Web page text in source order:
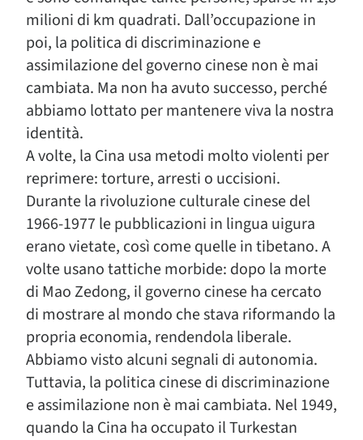
milioni di km quadrati. Dall’occupazione in
poi, la politica di discriminazione e
assimilazione del governo cinese non è mai
cambiata. Ma non ha avuto successo, perché
abbiamo lottato per mantenere viva la nostra
identità.
A volte, la Cina usa metodi molto violenti per
reprimere: torture, arresti o uccisioni.
Durante la rivoluzione culturale cinese del
1966-1977 le pubblicazioni in lingua uigura
erano vietate, così come quelle in tibetano. A
volte usano tattiche morbide: dopo la morte
di Mao Zedong, il governo cinese ha cercato
di mostrare al mondo che stava riformando la
propria economia, rendendola liberale.
Abbiamo visto alcuni segnali di autonomia.
Tuttavia, la politica cinese di discriminazione
e assimilazione non è mai cambiata. Nel 1949,
quando la Cina ha occupato il Turkestan